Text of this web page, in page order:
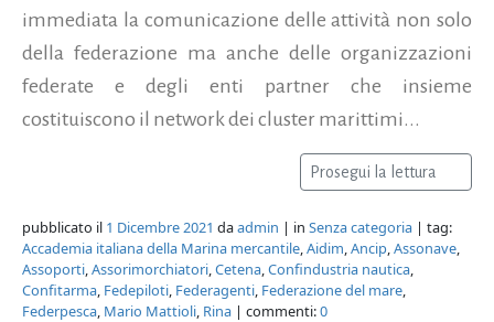
immediata la comunicazione delle attività non solo
della federazione ma anche delle organizzazioni
federate e degli enti partner che insieme
costituiscono il network dei cluster marittimi...
Prosegui la lettura
pubblicato il 1 Dicembre 2021 daadmin | in Senza categoria | tag:
Accademia italiana della Marina mercantile,Aidim,Ancip,Assonave,
Assoporti,Assorimorchiatori,Cetena,Confindustria nautica,
Confitarma, Fedepiloti, Federagenti, Federazione del mare,
Federpesca, Mario Mattioli, Rina | commenti:0